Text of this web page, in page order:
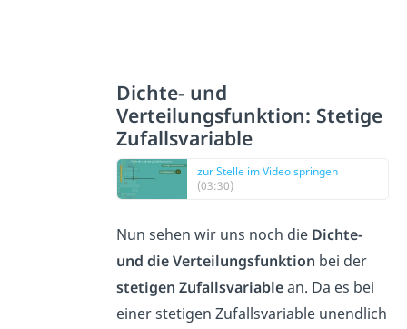
Dichte- und
Verteilungsfunktion: Stetige
Zufallsvariable
zur Stelle im Video springen
(03:30)
Nun sehen wir uns noch die Dichte-
und die Verteilungsfunktion bei der
stetigen Zufallsvariablean. Da es bei
einer stetigen Zufallsvariable unendlich